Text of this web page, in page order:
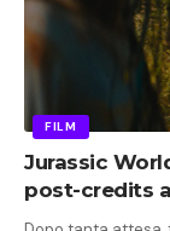
FILM
Jurassic
post-credits